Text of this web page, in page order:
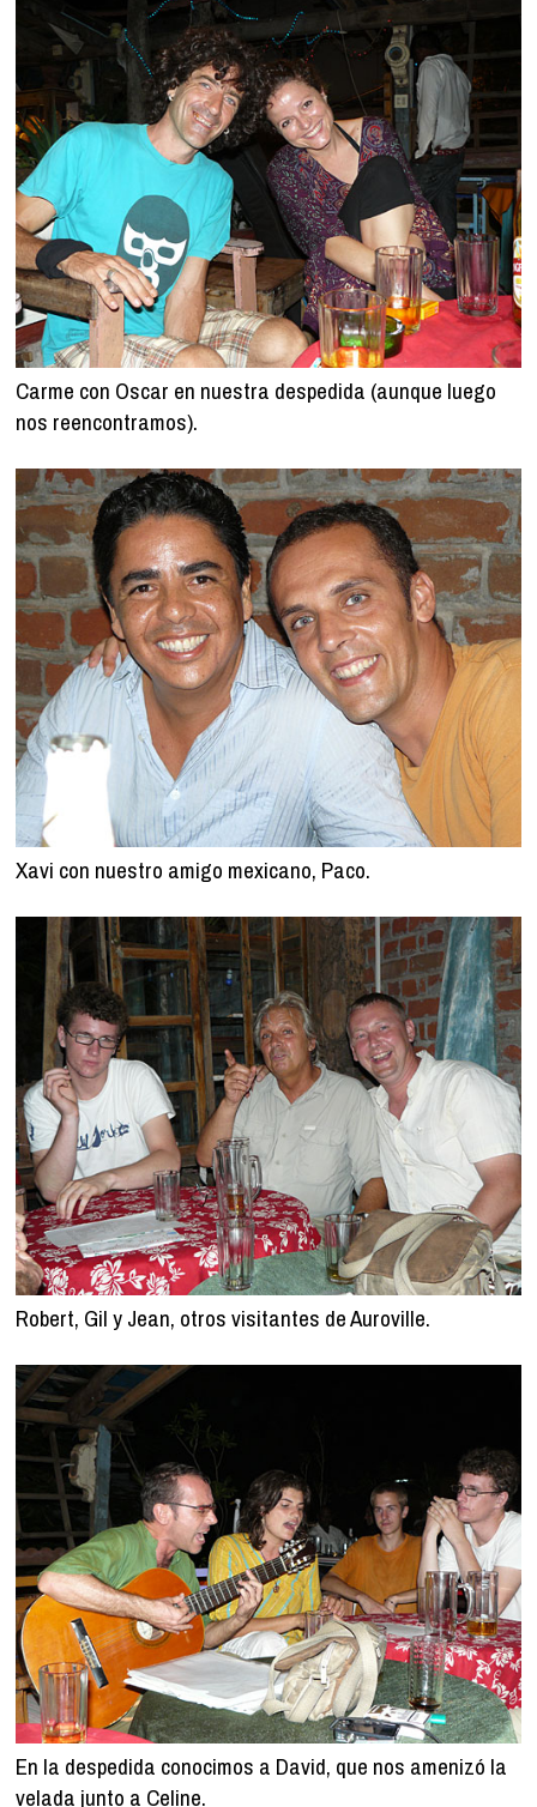
Carme con Oscar en nuestra despedida (aunque luego
nos reencontramos).
Xavi con nuestro amigo mexicano, Paco.
Robert, Gil y Jean, otros visitantes de Auroville.
En la despedida conocimos a David, que nos amenizó la
velada junto a Celine.